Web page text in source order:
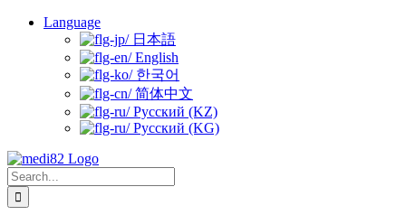
Skip
Language
日本語
English
한국어
简体中文
Русский (KZ)
Русский (KG)
Search
for: